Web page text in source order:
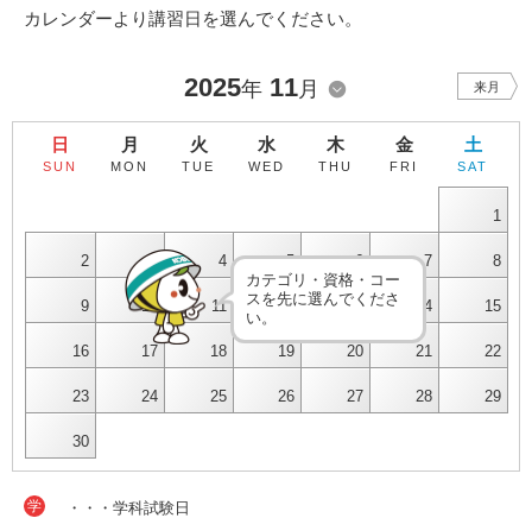
カレンダーより講習日を選んでください。
2025年 11月 来月
日
SUN
月
MON
火
TUE
水
WED
木
THU
金
FRI
土
SAT
1
2 3 4 5 6 7 8
9 10 11 12 13 14 15
16 17 18 19 20 21 22
23 24 25 26 27 28 29
30
カテゴリ・資格・コー
スを先に選んでくださ
い。
学 ・・・学科試験日